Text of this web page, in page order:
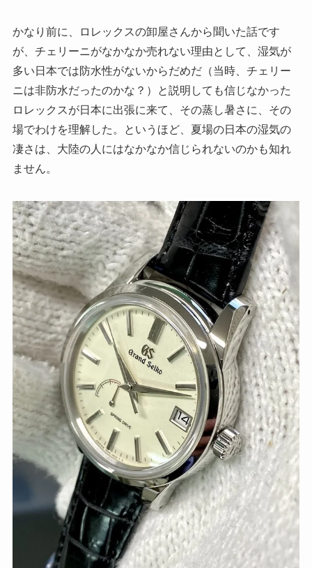
かなり前に、ロレックスの卸屋さんから聞いた話です
が、チェリーニがなかなか売れない理由として、湿気が
多い日本では防水性がないからだめだ（当時、チェリー
ニは非防水だったのかな？）と説明しても信じなかった
ロレックスが日本に出張に来て、その蒸し暑さに、その
場でわけを理解した。というほど、夏場の日本の湿気の
凄さは、大陸の人にはなかなか信じられないのかも知れ
ません。